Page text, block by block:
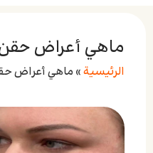
ماهي أعراض حقن
الرئيسية»ماهي أعراض